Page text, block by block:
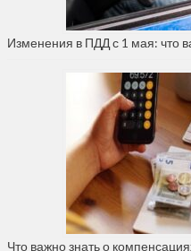
Изменения в ПДД с 1 мая: что
Что важно знать о